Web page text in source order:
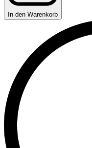
In den Warenkorb